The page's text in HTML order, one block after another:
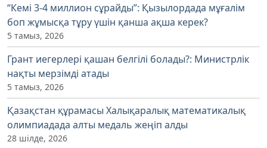
“Кемі 3-4 миллион сұрайды”: Қызылордада мұғалім
боп жұмысқа тұру үшін қанша ақша керек?
5 тамыз, 2026
Грант иегерлері қашан белгілі болады?: Министрлік
нақты мерзімді атады
5 тамыз, 2026
Қазақстан құрамасы Халықаралық математикалық
олимпиадада алты медаль жеңіп алды
28 шілде, 2026